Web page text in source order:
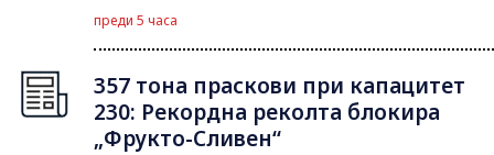
преди 5 часа
357 тона праскови при капацитет
230: Рекордна реколта блокира
„Фрукто-Сливен“